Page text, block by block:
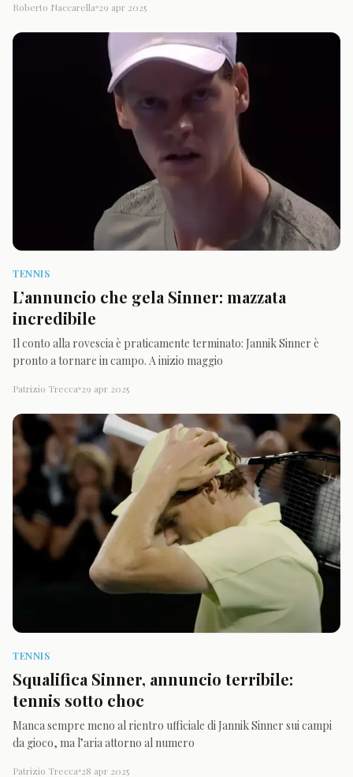
Roberto Naccarella 29 apr 2025
TENNIS
L’annuncio che gela Sinner: mazzata
incredibile
Il conto alla rovescia è praticamente terminato: Jannik Sinner è
pronto a tornare in campo. A inizio maggio
Patrizio Trecca 29 apr 2025
TENNIS
Squalifica Sinner, annuncio terribile:
tennis sotto choc
Manca sempre meno al rientro ufficiale di Jannik Sinner sui campi
da gioco, ma l’aria attorno al numero
Patrizio Trecca 28 apr 2025